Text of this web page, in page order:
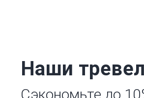
Наши
Сэкономьте до